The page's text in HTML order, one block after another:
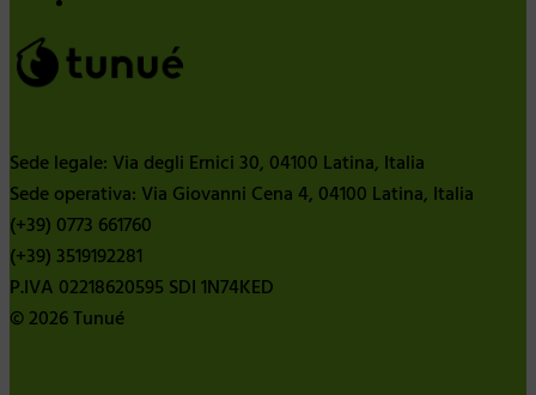
Sede legale: Via degli Ernici 30, 04100 Latina, Italia
Sede operativa: Via Giovanni Cena 4, 04100 Latina, Italia
(+39) 0773 661760
(+39) 3519192281
P.IVA 02218620595 SDI 1N74KED
© 2026 Tunué